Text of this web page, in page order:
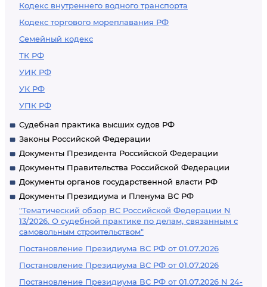
Кодекс внутреннего водного транспорта
Кодекс торгового мореплавания РФ
Семейный кодекс
ТК РФ
УИК РФ
УК РФ
УПК РФ
Судебная практика высших судов РФ
Законы Российской Федерации
Документы Президента Российской Федерации
Документы Правительства Российской Федерации
Документы органов государственной власти РФ
Документы Президиума и Пленума ВС РФ
"Тематический обзор ВС Российской Федерации N
13/2026. О судебной практике по делам, связанным с
самовольным строительством"
Постановление Президиума ВС РФ от 01.07.2026
Постановление Президиума ВС РФ от 01.07.2026
Постановление Президиума ВС РФ от 01.07.2026 N 24-